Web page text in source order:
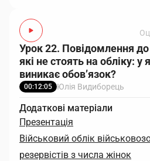
Урок 22. Повідомлення
які не стоять на обліку: у
виникає обов’язок?
00:12:05 Юлія Видиборець
Додаткові матеріали
Презентація
Військовий облік
резервістів з числа жінок